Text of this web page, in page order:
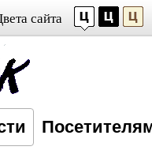
сайта